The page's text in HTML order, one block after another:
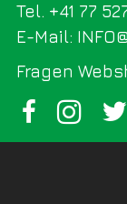
Fragen
Tel. +41 77
E-Mail: